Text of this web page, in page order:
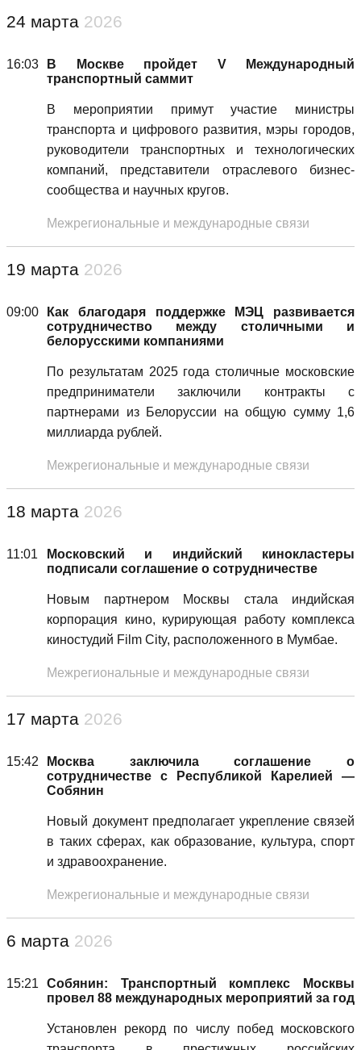
24 марта 2026
16:03
В Москве пройдет V Международный
транспортный саммит
В мероприятии примут участие министры
транспорта и цифрового развития, мэры городов,
руководители транспортных и технологических
компаний, представители отраслевого бизнес-
сообщества и научных кругов.
Межрегиональные и международные связи
19 марта 2026
09:00
Как благодаря поддержке МЭЦ развивается
сотрудничество между столичными и
белорусскими компаниями
По результатам 2025 года столичные московские
предприниматели заключили контракты с
партнерами из Белоруссии на общую сумму 1,6
миллиарда рублей.
Межрегиональные и международные связи
18 марта 2026
11:01
Московский и индийский кинокластеры
подписали соглашение о сотрудничестве
Новым партнером Москвы стала индийская
корпорация кино, курирующая работу комплекса
киностудий Film City, расположенного в Мумбае.
Межрегиональные и международные связи
17 марта 2026
15:42
Москва заключила соглашение о
сотрудничестве с Республикой Карелией —
Собянин
Новый документ предполагает укрепление связей
в таких сферах, как образование, культура, спорт
и здравоохранение.
Межрегиональные и международные связи
6 марта 2026
15:21
Собянин: Транспортный комплекс Москвы
провел 88 международных мероприятий за год
Установлен рекорд по числу побед московского